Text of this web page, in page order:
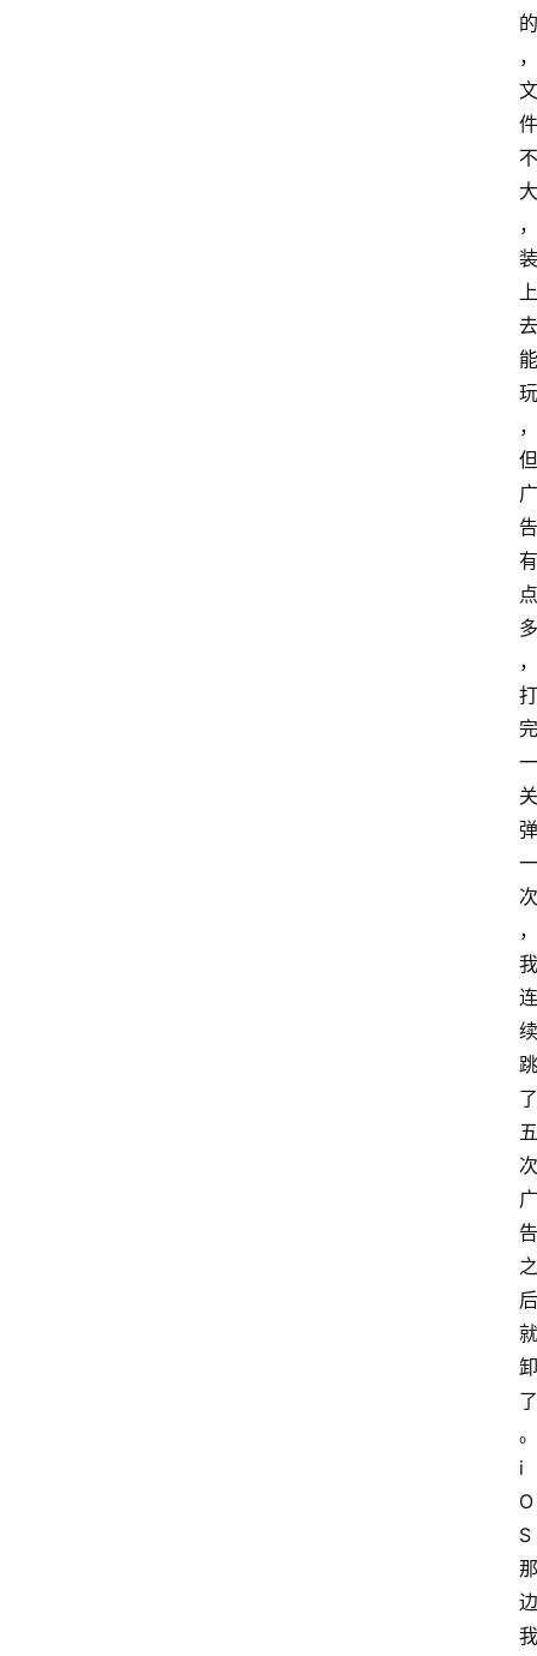
的
，
文
件
不
大
，
装
上
去
能
玩
，
但
广
告
有
点
多
，
打
完
一
关
弹
一
次
，
我
连
续
跳
了
五
次
广
告
之
后
就
卸
了
。
i
O
S
那
边
我